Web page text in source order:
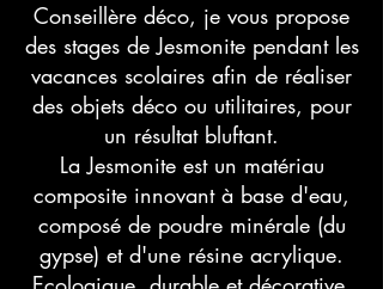
Conseillère déco, je vous propose
des stages de Jesmonite pendant les
vacances scolaires afin de réaliser
des objets déco ou utilitaires, pour
un résultat bluftant.
La Jesmonite est un matériau
composite innovant à base d'eau,
composé de poudre minérale (du
gypse) et d'une résine acrylique.